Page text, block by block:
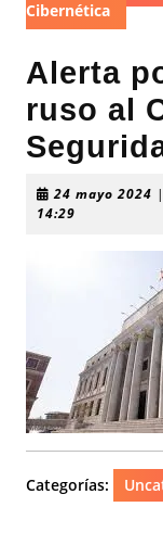
Cibernética
Alerta
ruso al
24 mayo 2024 24|
14:29
Categorías: